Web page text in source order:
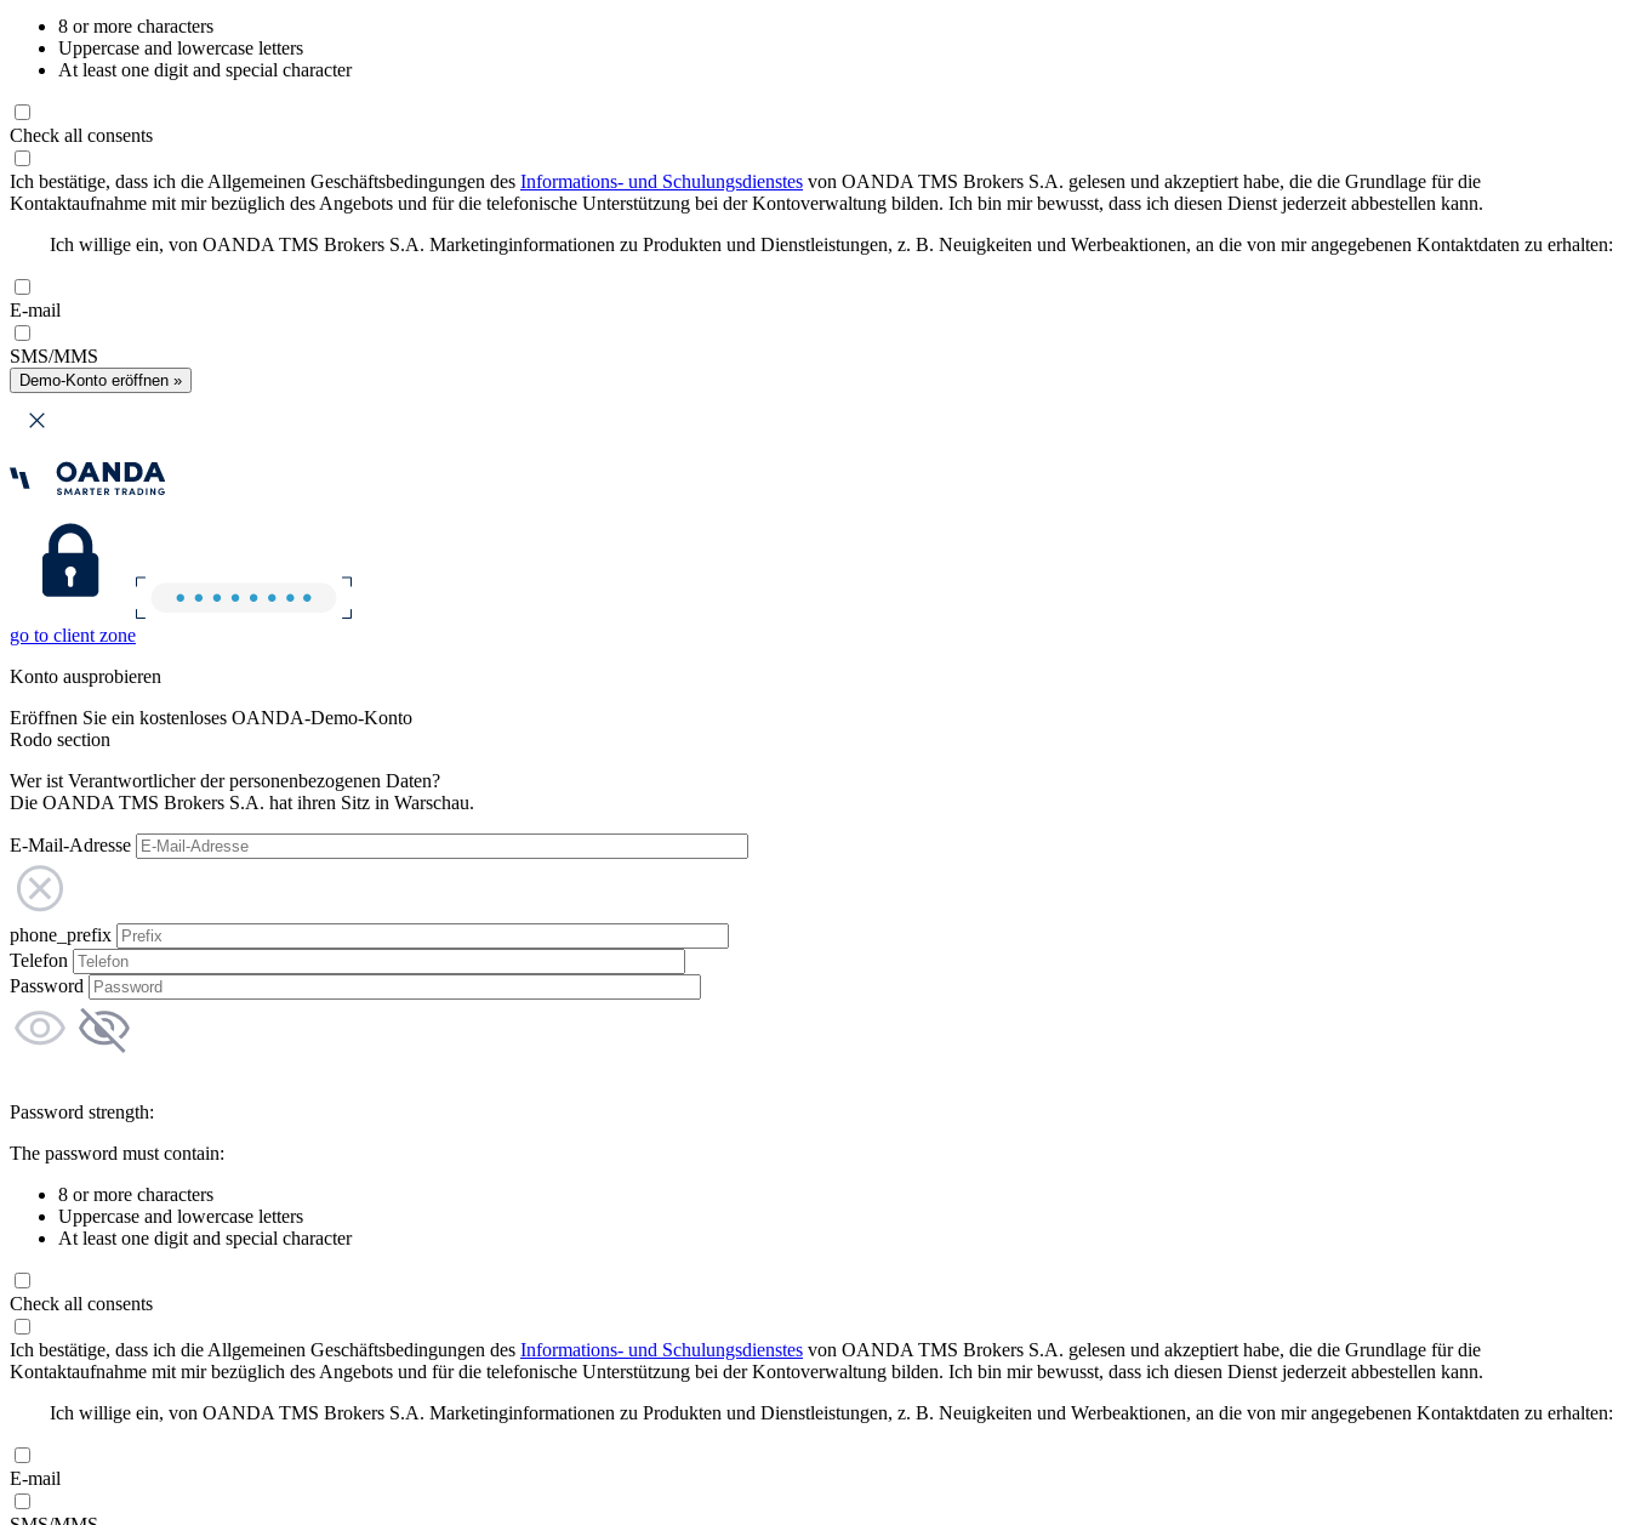
8 or more characters
Uppercase and lowercase letters
At least one digit and special character
Check all consents
Ich bestätige, dass ich die Allgemeinen Geschäftsbedingungen des Informations- und Schulungsdienstes von OANDA TMS Brokers S.A. gelesen und akzeptiert habe, die die Grundlage für die
Kontaktaufnahme mit mir bezüglich des Angebots und für die telefonische Unterstützung bei der Kontoverwaltung bilden. Ich bin mir bewusst, dass ich diesen Dienst jederzeit abbestellen kann.
Ich willige ein, von OANDA TMS Brokers S.A. Marketinginformationen zu Produkten und Dienstleistungen, z. B. Neuigkeiten und Werbeaktionen, an die von mir angegebenen Kontaktdaten zu erhalten:
E-mail
SMS/MMS
Demo-Konto eröffnen »
go to client zone
Konto ausprobieren
Eröffnen Sie ein kostenloses OANDA-Demo-Konto
Rodo section
Wer ist Verantwortlicher der personenbezogenen Daten?
Die OANDA TMS Brokers S.A. hat ihren Sitz in Warschau.
E-Mail-Adresse
phone_prefix
Telefon
Password
Password strength:
The password must contain:
8 or more characters
Uppercase and lowercase letters
At least one digit and special character
Check all consents
Ich bestätige, dass ich die Allgemeinen Geschäftsbedingungen des Informations- und Schulungsdienstes von OANDA TMS Brokers S.A. gelesen und akzeptiert habe, die die Grundlage für die
Kontaktaufnahme mit mir bezüglich des Angebots und für die telefonische Unterstützung bei der Kontoverwaltung bilden. Ich bin mir bewusst, dass ich diesen Dienst jederzeit abbestellen kann.
Ich willige ein, von OANDA TMS Brokers S.A. Marketinginformationen zu Produkten und Dienstleistungen, z. B. Neuigkeiten und Werbeaktionen, an die von mir angegebenen Kontaktdaten zu erhalten:
E-mail